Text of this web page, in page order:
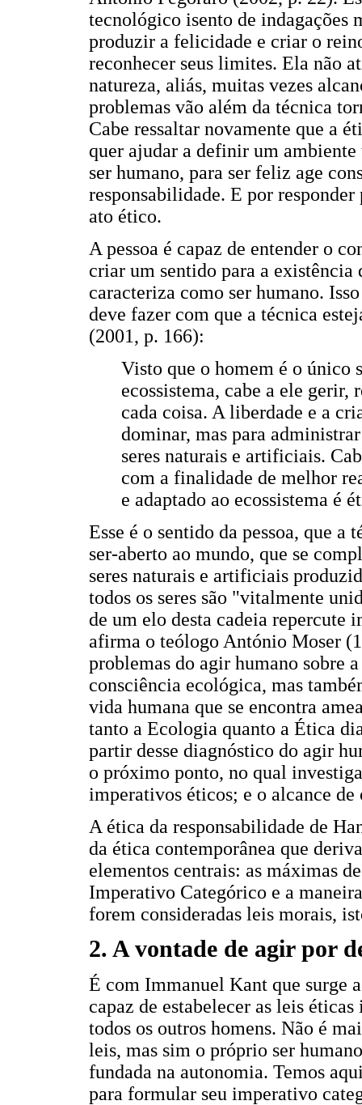
tecnológico isento de indagações
produzir a felicidade e criar o
reconhecer seus limites. Ela não
natureza, aliás, muitas vezes
problemas vão além da técnica
Cabe ressaltar novamente que a
quer ajudar a definir um
ser humano, para ser feliz age
responsabilidade. E por
ato ético.
A pessoa é capaz de entender o
criar um sentido para a existência
caracteriza como ser humano.
deve fazer com que a técnica
(2001, p. 166):
Visto que o homem é o único
ecossistema, cabe a ele gerir,
cada coisa. A liberdade e a
dominar, mas para
seres naturais e artificiais.
com a finalidade de melhor
e adaptado ao ecossistema é
Esse é o sentido da pessoa, que
ser-aberto ao mundo, que se
seres naturais e artificiais
todos os seres são "vitalmente
de um elo desta cadeia repercute
afirma o teólogo António Moser
problemas do agir humano sobre
consciência ecológica, mas
vida humana que se encontra
tanto a Ecologia quanto a Ética
partir desse diagnóstico do agir
o próximo ponto, no qual
imperativos éticos; e o alcance
A ética da responsabilidade de
da ética contemporânea que
elementos centrais: as máximas
Imperativo Categórico e a
forem consideradas leis morais,
2. A vontade de agir por
É com Immanuel Kant que surge
capaz de estabelecer as leis
todos os outros homens. Não é
leis, mas sim o próprio ser
fundada na autonomia. Temos
para formular seu imperativo